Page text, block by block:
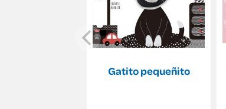
Gatito pequeñito